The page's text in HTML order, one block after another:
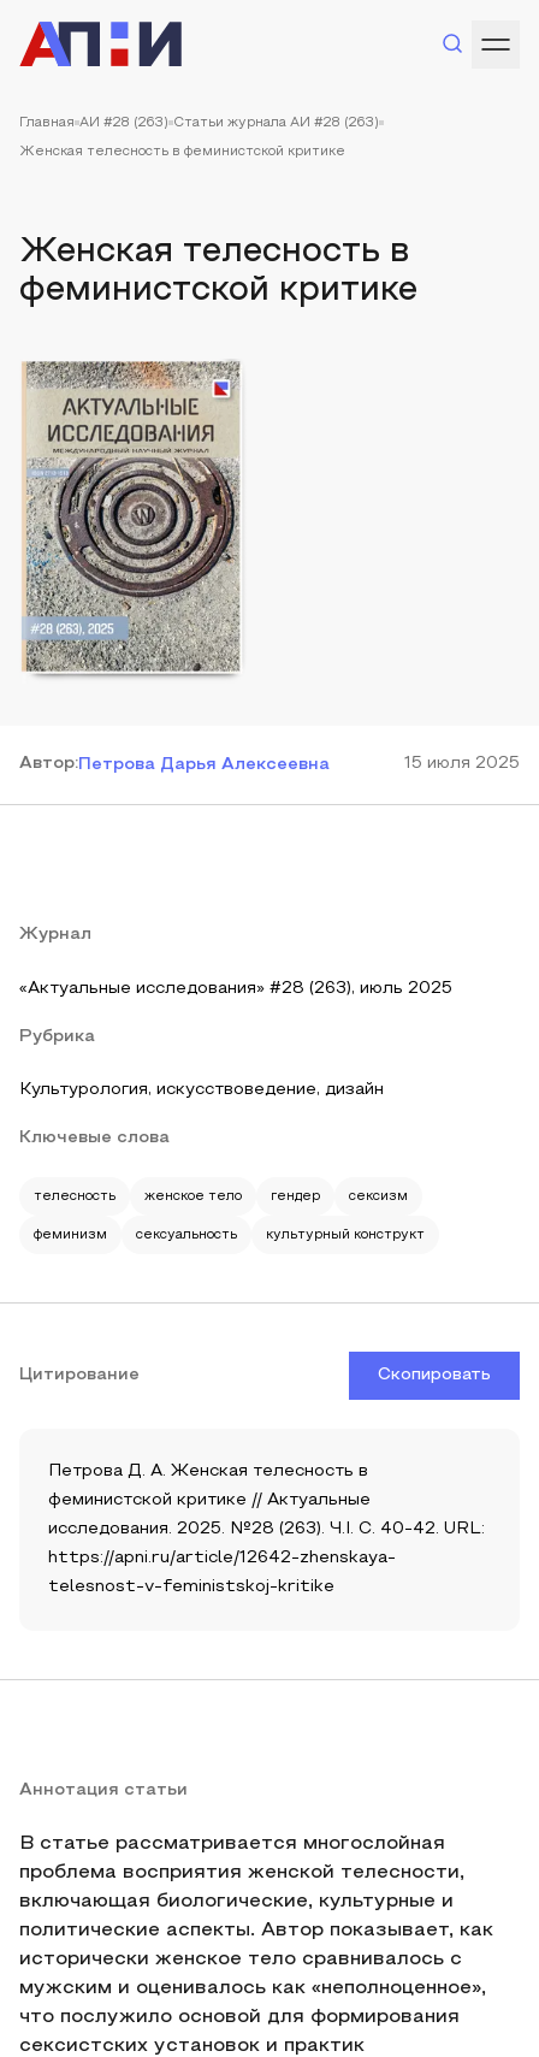
Главная АИ #28 (263) Статьи журнала АИ #28 (263)
Женская телесность в феминистской критике
Женская телесность в
феминистской критике
Автор:Петрова Дарья Алексеевна 15 июля 2025
Журнал
«Актуальные исследования» #28 (263), июль 2025
Рубрика
Культурология, искусствоведение, дизайн
Ключевые слова
телесность женское тело гендер сексизм
феминизм сексуальность культурный конструкт
Цитирование Скопировать
Петрова Д. А. Женская телесность в
феминистской критике // Актуальные
исследования. 2025. №28 (263). Ч.I. С. 40-42. URL:
https://apni.ru/article/12642-zhenskaya-
telesnost-v-feministskoj-kritike
Аннотация статьи
В статье рассматривается многослойная
проблема восприятия женской телесности,
включающая биологические, культурные и
политические аспекты. Автор показывает, как
исторически женское тело сравнивалось с
мужским и оценивалось как «неполноценное»,
что послужило основой для формирования
сексистских установок и практик